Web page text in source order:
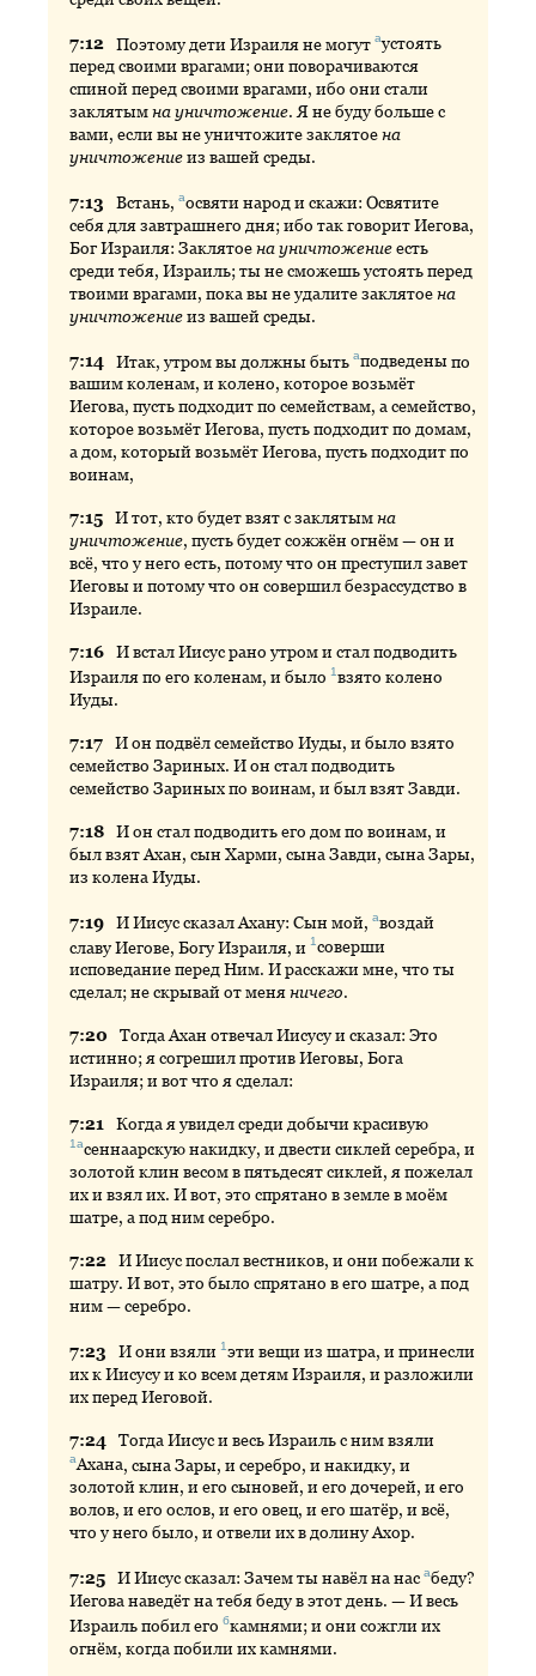
7:12 Поэтому дети Израиля не могутаустоять
перед своими врагами; они поворачиваются
спиной перед своими врагами, ибо они стали
заклятымна уничтожение. Я не буду больше с
вами, если вы не уничтожите заклятоена
уничтожениеиз вашей среды.
7:13 Встань,аосвяти народ и скажи: Освятите
себя для завтрашнего дня; ибо так говорит Иегова,
Бог Израиля: Заклятоена уничтожениеесть
среди тебя, Израиль; ты не сможешь устоять перед
твоими врагами, пока вы не удалите заклятоена
уничтожениеиз вашей среды.
7:14 Итак, утром вы должны бытьаподведеныпо
вашим коленам, и колено, которое возьмёт
Иегова, пусть подходит по семействам, а семейство,
которое возьмёт Иегова, пусть подходит по домам,
а дом, который возьмёт Иегова, пусть подходит по
воинам,
7:15 Итот, кто будет взят с заклятымна
уничтожение, пусть будет сожжён огнём — он и
всё, что у него есть, потому что он преступил завет
Иеговы и потому что он совершил безрассудство в
Израиле.
7:16 Ивстал Иисус рано утром и стал подводить
Израиля по его коленам, и было1взято колено
Иуды.
7:17 Ион подвёл семейство Иуды, и было взято
семейство Зариных. И он стал подводить
семейство Зариных по воинам, и был взят Завди.
7:18 Ион стал подводить его дом по воинам, и
был взят Ахан, сын Харми, сына Завди, сына Зары,
из колена Иуды.
7:19 ИИисус сказал Ахану: Сын мой,авоздай
славу Иегове, Богу Израиля, и1соверши
исповедание перед Ним. И расскажи мне, что ты
сделал; не скрывай от меняничего.
7:20 ТогдаАхан отвечал Иисусу и сказал: Это
истинно; я согрешил против Иеговы, Бога
Израиля; и вот что я сделал:
7:21 Когдая увидел среди добычи красивую
1асеннаарскуюнакидку, и двести сиклей серебра, и
золотой клин весом в пятьдесят сиклей, я пожелал
их и взял их. И вот, это спрятано в земле в моём
шатре, а под ним серебро.
7:22 ИИисус послал вестников, и они побежали к
шатру. И вот, это было спрятано в его шатре, а под
ним — серебро.
7:23 Иони взяли1эти вещи из шатра, и принесли
их к Иисусу и ко всем детям Израиля, и разложили
их перед Иеговой.
7:24 Тогда Иисус и весь Израиль с ним взяли
аАхана, сына Зары, и серебро, и накидку, и
золотой клин, и его сыновей, и его дочерей, и его
волов, и его ослов, и его овец, и его шатёр, и всё,
что у него было, и отвели их в долину Ахор.
7:25 ИИисус сказал: Зачем ты навёл на насабеду?
Иегова наведёт на тебя беду в этот день. — И весь
Израиль побил егобкамнями; и они сожгли их
огнём, когда побили их камнями.